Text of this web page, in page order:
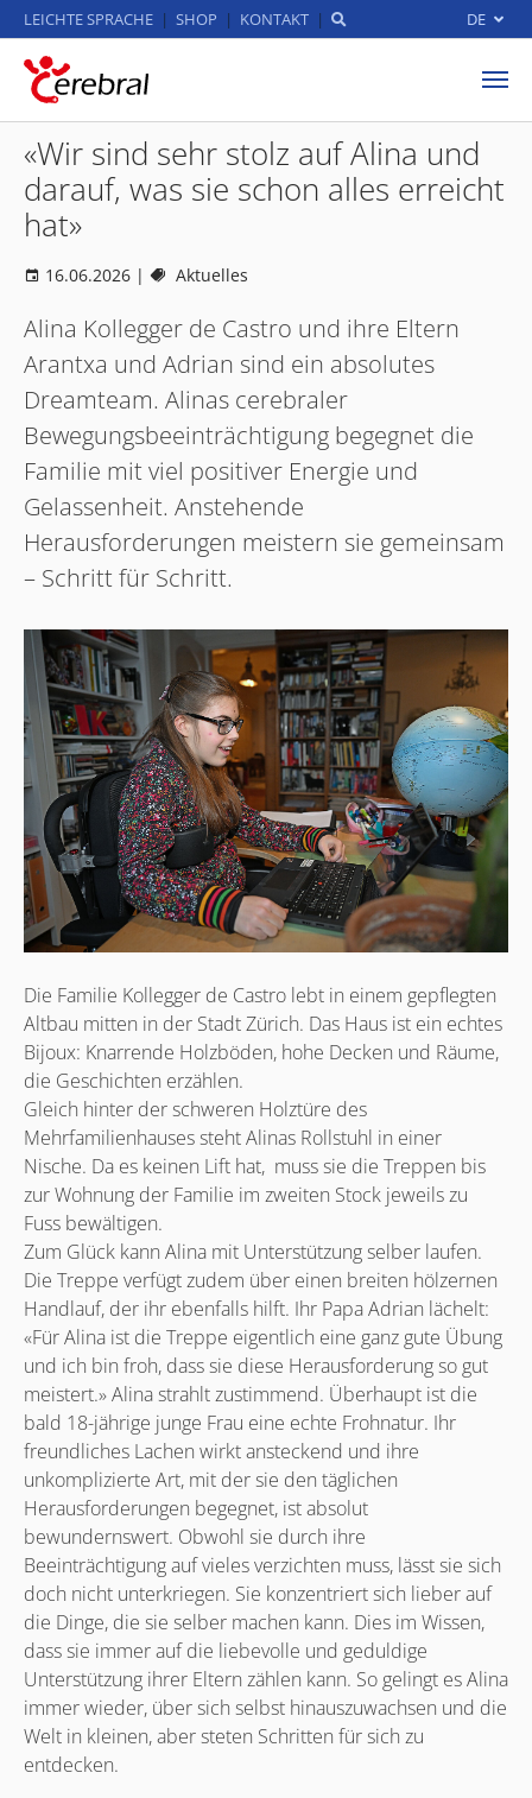
LEICHTE SPRACHE SHOP KONTAKT DE
«Wir sind sehr stolz auf Alina und
darauf, was sie schon alles erreicht
hat»
16.06.2026 | Aktuelles
Alina Kollegger de Castro und ihre Eltern
Arantxa und Adrian sind ein absolutes
Dreamteam. Alinas cerebraler
Bewegungsbeeinträchtigung begegnet die
Familie mit viel positiver Energie und
Gelassenheit. Anstehende
Herausforderungen meistern sie gemeinsam
– Schritt für Schritt.
Die Familie Kollegger de Castro lebt in einem gepflegten
Altbau mitten in der Stadt Zürich. Das Haus ist ein echtes
Bijoux: Knarrende Holzböden, hohe Decken und Räume,
die Geschichten erzählen.
Gleich hinter der schweren Holztüre des
Mehrfamilienhauses steht Alinas Rollstuhl in einer
Nische. Da es keinen Lift hat, muss sie die Treppen bis
zur Wohnung der Familie im zweiten Stock jeweils zu
Fuss bewältigen.
Zum Glück kann Alina mit Unterstützung selber laufen.
Die Treppe verfügt zudem über einen breiten hölzernen
Handlauf, der ihr ebenfalls hilft. Ihr Papa Adrian lächelt:
«Für Alina ist die Treppe eigentlich eine ganz gute Übung
und ich bin froh, dass sie diese Herausforderung so gut
meistert.» Alina strahlt zustimmend. Überhaupt ist die
bald 18-jährige junge Frau eine echte Frohnatur. Ihr
freundliches Lachen wirkt ansteckend und ihre
unkomplizierte Art, mit der sie den täglichen
Herausforderungen begegnet, ist absolut
bewundernswert. Obwohl sie durch ihre
Beeinträchtigung auf vieles verzichten muss, lässt sie sich
doch nicht unterkriegen. Sie konzentriert sich lieber auf
die Dinge, die sie selber machen kann. Dies im Wissen,
dass sie immer auf die liebevolle und geduldige
Unterstützung ihrer Eltern zählen kann. So gelingt es Alina
immer wieder, über sich selbst hinauszuwachsen und die
Welt in kleinen, aber steten Schritten für sich zu
entdecken.